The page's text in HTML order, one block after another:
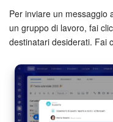
Per inviare un messaggio
un gruppo di lavoro, fai
destinatari desiderati. Fai